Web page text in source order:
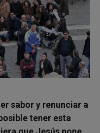
sabor y renunciar a
tener esta